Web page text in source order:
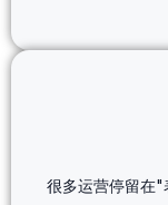
很多运营停留在